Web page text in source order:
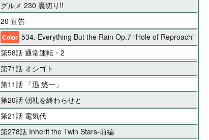
グルメ 230 裏切り!!
20 宣告
Color 534. Everything But the Rain Op.7 “Hole of Reproach”
第58話 通常運転・2
第71話 オシゴト
第11話 「迅 悠一」
第20話 朝礼を終わらせと
第21話 電気代
第278話 Inherit the Twin Stars-前編